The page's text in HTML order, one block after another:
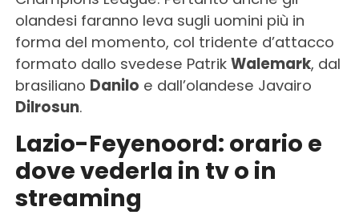
olandesi faranno leva sugli uomini più in
forma del momento, col tridente d’attacco
formato dallo svedese Patrik Walemark, dal
brasiliano Danilo e dall’olandese Javairo
Dilrosun.
Lazio-Feyenoord: orario e
dove vederla in tv o in
streaming